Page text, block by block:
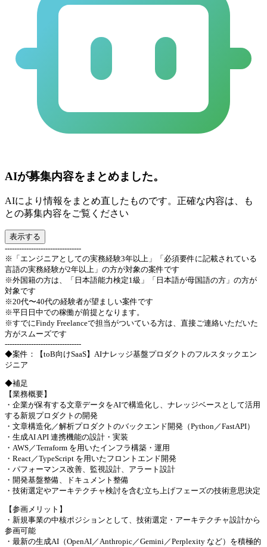
AIが募集内容をまとめました。
AIにより情報をまとめ直したものです。正確な内容は、も
との募集内容をご覧ください
表示する
--------------------------------
※「エンジニアとしての実務経験3年以上」「必須要件に記載されている
言語の実務経験が2年以上」の方が対象の案件です
※外国籍の方は、「日本語能力検定1級」「日本語が母国語の方」の方が
対象です
※20代〜40代の経験者が望ましい案件です
※平日日中での稼働が前提となります。
※すでにFindy Freelanceで担当がついている方は、直接ご連絡いただいた
方がスムーズです
--------------------------------
◆案件：【toB向けSaaS】AIナレッジ基盤プロダクトのフルスタックエン
ジニア
◆補足
【業務概要】
・企業が保有する文章データをAIで構造化し、ナレッジベースとして活用
する新規プロダクトの開発
・文章構造化／解析プロダクトのバックエンド開発（Python／FastAPI）
・生成AI API 連携機能の設計・実装
・AWS／Terraform を用いたインフラ構築・運用
・React／TypeScript を用いたフロントエンド開発
・パフォーマンス改善、監視設計、アラート設計
・開発基盤整備、ドキュメント整備
・技術選定やアーキテクチャ検討を含む立ち上げフェーズの技術意思決定
【参画メリット】
・新規事業の中核ポジションとして、技術選定・アーキテクチャ設計から
参画可能
・最新の生成AI（OpenAI／Anthropic／Gemini／Perplexity など）を積極的